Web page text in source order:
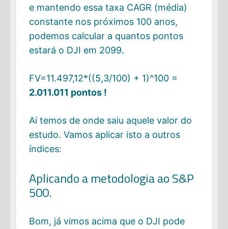
e mantendo essa taxa CAGR (média)
constante nos próximos 100 anos,
podemos calcular a quantos pontos
estará o DJI em 2099.
FV=11.497,12*((5,3/100) + 1)^100 =
2.011.011 pontos !
Ai temos de onde saiu aquele valor do
estudo. Vamos aplicar isto a outros
índices:
Aplicando a metodologia ao S&P
500.
Bom, já vimos acima que o DJI pode